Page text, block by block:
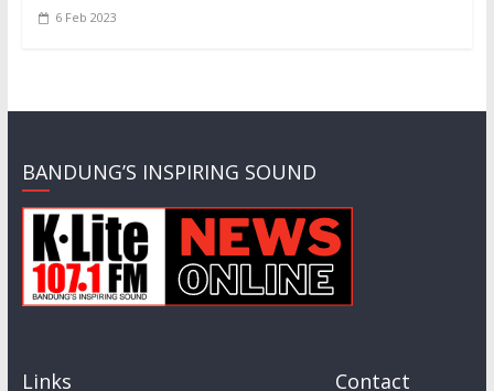
6 Feb 2023
BANDUNG’S INSPIRING SOUND
Links Contact